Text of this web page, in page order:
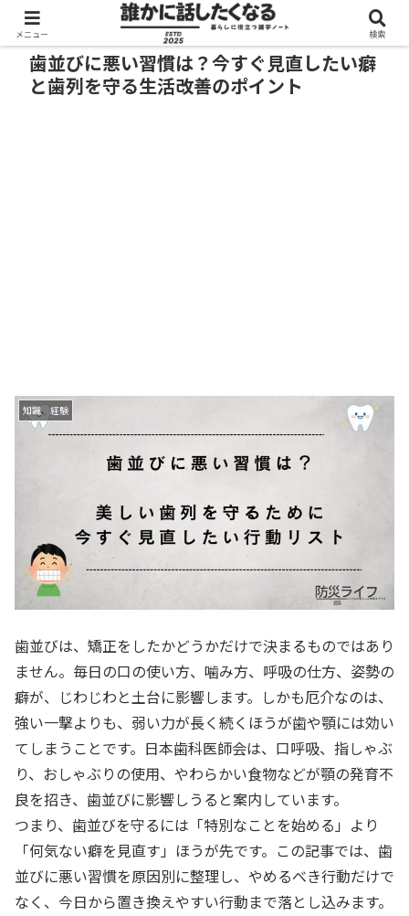
歯並びに悪い習慣は？今すぐ見直したい癖
と歯列を守る生活改善のポイント
知識 経験
歯並びは、矯正をしたかどうかだけで決まるものではあり
ません。毎日の口の使い方、噛み方、呼吸の仕方、姿勢の
癖が、じわじわと土台に影響します。しかも厄介なのは、
強い一撃よりも、弱い力が長く続くほうが歯や顎には効い
てしまうことです。日本歯科医師会は、口呼吸、指しゃぶ
り、おしゃぶりの使用、やわらかい食物などが顎の発育不
良を招き、歯並びに影響しうると案内しています。
つまり、歯並びを守るには「特別なことを始める」より
「何気ない癖を見直す」ほうが先です。この記事では、歯
並びに悪い習慣を原因別に整理し、やめるべき行動だけで
なく、今日から置き換えやすい行動まで落とし込みます。
メニュー 検索